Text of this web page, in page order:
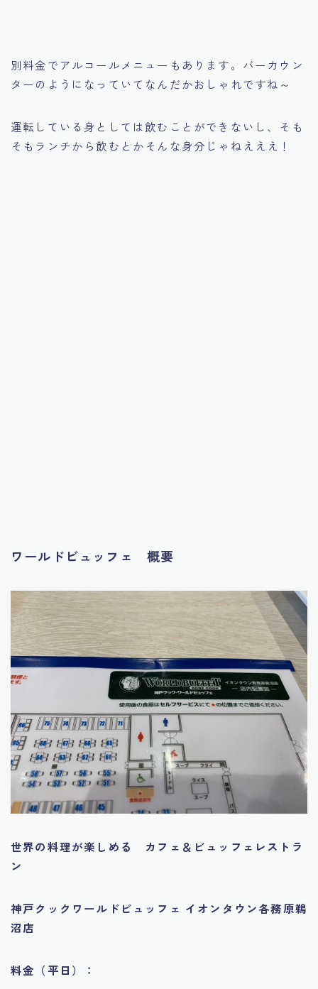
別料金でアルコールメニューもあります。バーカウン
ターのようになっていてなんだかおしゃれですね～
運転している身としては飲むことができないし、そも
そもランチから飲むとかそんな身分じゃねえええ！
ワールドビュッフェ 概要
世界の料理が楽しめる カフェ＆ビュッフェレストラ
ン
神戸クックワールドビュッフェ イオンタウン各務原鵜
沼店
料金（平日）：